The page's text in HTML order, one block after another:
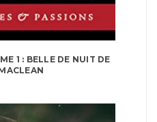
1 : BELLE DE NUIT DE